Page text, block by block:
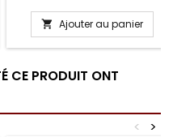
 Ajouter au panier
CE PRODUIT ONT
>
<